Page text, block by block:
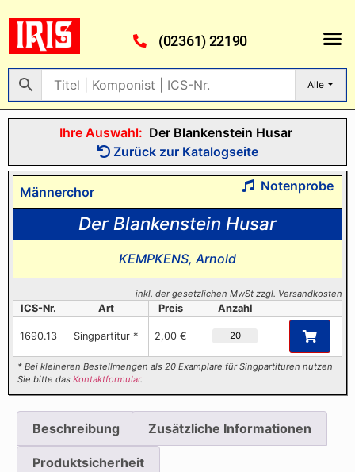
(02361) 22190
Alle
Ihre Auswahl: Der Blankenstein Husar
Zurück zur Katalogseite
Männerchor Notenprobe
Der Blankenstein Husar
KEMPKENS, Arnold
inkl. der gesetzlichen MwSt zzgl. Versandkosten
ICS-Nr. Art Preis Anzahl
1690.13 Singpartitur * 2,00 €
* Bei kleineren Bestellmengen als 20 Examplare für Singpartituren nutzen
Sie bitte dasKontaktformular.
Beschreibung Zusätzliche Informationen
Produktsicherheit